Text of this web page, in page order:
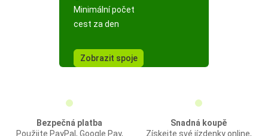
Minimální počet
cest za den
Zobrazit spoje
Bezpečná platba
Použijte PayPal, Google Pay,
Snadná koupě
Získejte své jízdenky online,